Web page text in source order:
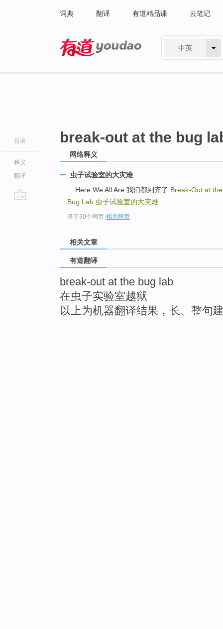
词典 翻译 有道精品课 云笔记
中英
目录
释义
翻译
break-out at the bug
网络释义
虫子试验室的大灾难
... Here We All Are 我们都到齐了 Break-Out at
Bug Lab 虫子试验室的大灾难
基于30个网页-相关网页
相关文章
有道翻译
break-out at the bug lab
在虫子实验室越狱
以上为机器翻译结果，长、整句